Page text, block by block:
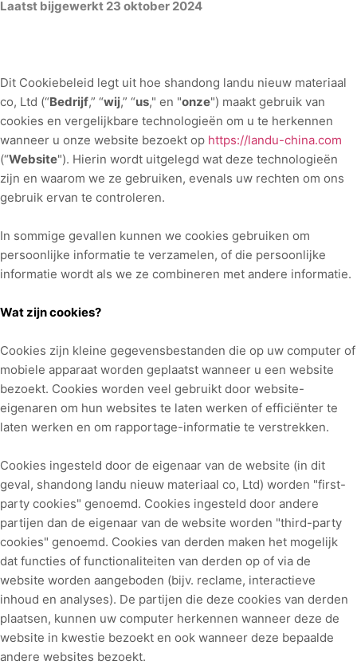
Laatst bijgewerkt 23 oktober 2024
Dit Cookiebeleid legt uit hoe shandong landu nieuw materiaal
co, Ltd (“Bedrijf,” “wij,” “us," en "onze") maakt gebruik van
cookies en vergelijkbare technologieën om u te herkennen
wanneer u onze website bezoekt op https://landu-china.com
(“Website"). Hierin wordt uitgelegd wat deze technologieën
zijn en waarom we ze gebruiken, evenals uw rechten om ons
gebruik ervan te controleren.
In sommige gevallen kunnen we cookies gebruiken om
persoonlijke informatie te verzamelen, of die persoonlijke
informatie wordt als we ze combineren met andere informatie.
Wat zijn cookies?
Cookies zijn kleine gegevensbestanden die op uw computer of
mobiele apparaat worden geplaatst wanneer u een website
bezoekt. Cookies worden veel gebruikt door website-
eigenaren om hun websites te laten werken of efficiënter te
laten werken en om rapportage-informatie te verstrekken.
Cookies ingesteld door de eigenaar van de website (in dit
geval, shandong landu nieuw materiaal co, Ltd) worden "first-
party cookies" genoemd. Cookies ingesteld door andere
partijen dan de eigenaar van de website worden "third-party
cookies" genoemd. Cookies van derden maken het mogelijk
dat functies of functionaliteiten van derden op of via de
website worden aangeboden (bijv. reclame, interactieve
inhoud en analyses). De partijen die deze cookies van derden
plaatsen, kunnen uw computer herkennen wanneer deze de
website in kwestie bezoekt en ook wanneer deze bepaalde
andere websites bezoekt.